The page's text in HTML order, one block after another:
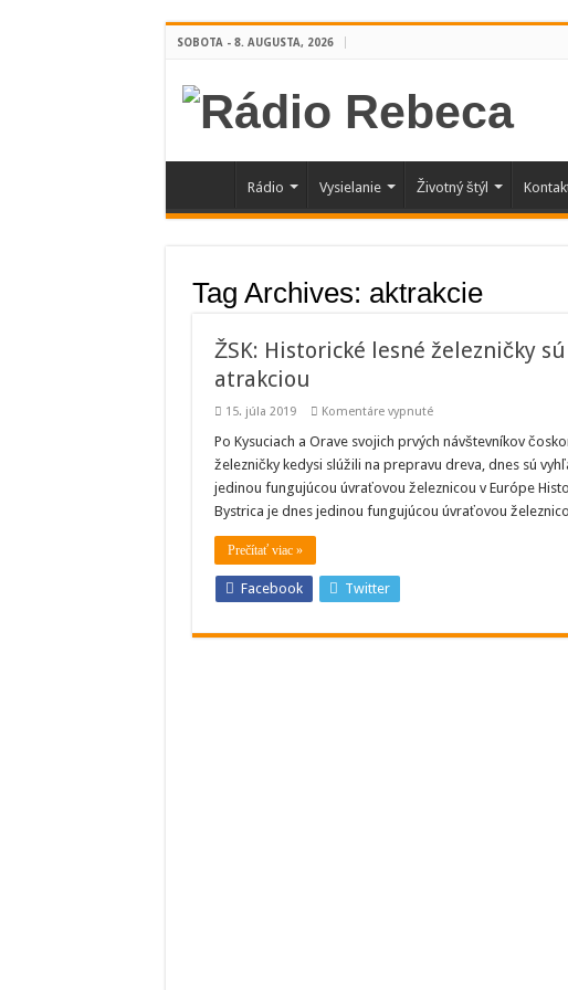
SOBOTA - 8. AUGUSTA, 2026
Rádio Vysielanie Životný štýl
Tag Archives: aktrakcie
ŽSK: Historické lesné železničky
atrakciou
15. júla 2019 Komentáre vypnuténa
Historické
železničky
sú
vyhľadávanou
turistickou
Po Kysuciach a Orave svojich prvých návštevníkov
železničky kedysi slúžili na prepravu dreva, dnes sú
jedinou fungujúcou úvraťovou železnicou v Európe
Bystrica je dnes jedinou fungujúcou úvraťovou
Prečítať viac »
Facebook Twitter